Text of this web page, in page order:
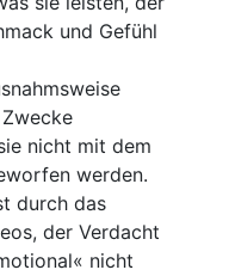
und Gefühl
nicht mit dem
werden.
durch das
der Verdacht
nicht